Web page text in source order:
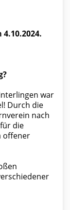
war
Durch die
nach
die
offener